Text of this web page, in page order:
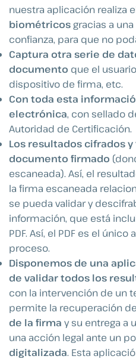
nuestra aplicación realiza
biométricos gracias a
confianza, para que no
Captura otra serie de
documento que el
dispositivo de firma, etc.
Con toda esta
electrónica, con sellado
Autoridad de Certificación.
Los resultados cifrados
documento firmado
escaneada). Así, el
la firma escaneada
se pueda validar y
información, que está
PDF. Así, el PDF es el
proceso.
Disponemos de una
de validar todos los
con la intervención de un
permite la recuperación
de la firma y su entrega a
una acción legal ante un
digitalizada. Esta